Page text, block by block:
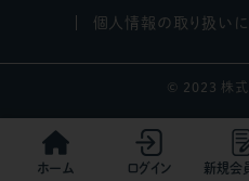
個人情報の取り扱い
© 2023 株式
ホーム ログイン 新規会